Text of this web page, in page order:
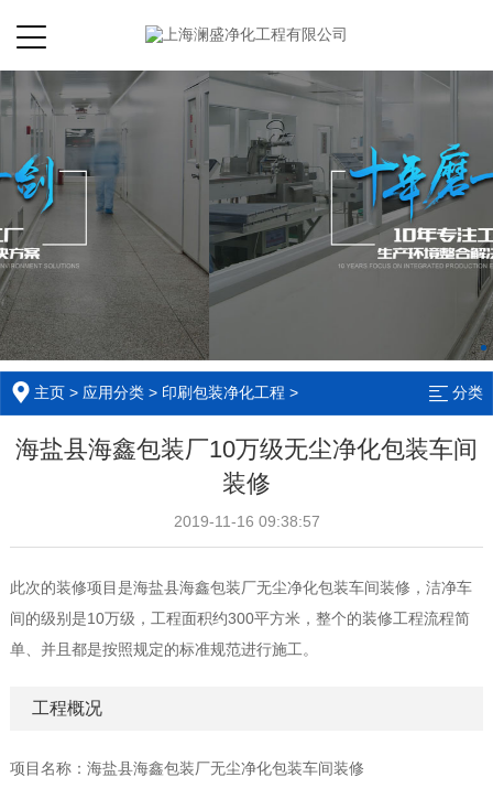
主页 > 应用分类 > 印刷包装净化工程 > 分类
海盐县海鑫包装厂10万级无尘净化包装车间
装修
2019-11-16 09:38:57
此次的装修项目是海盐县海鑫包装厂无尘净化包装车间装修，洁净车
间的级别是10万级，工程面积约300平方米，整个的装修工程流程简
单、并且都是按照规定的标准规范进行施工。
工程概况
项目名称：海盐县海鑫包装厂无尘净化包装车间装修